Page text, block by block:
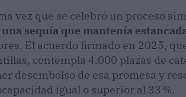
vez que se celebró un proceso
sequía que mantenía
El acuerdo firmado en 2025,
contempla 4.000 plazas de
desembolso de esa promesa y
igual o superior al 33 %.